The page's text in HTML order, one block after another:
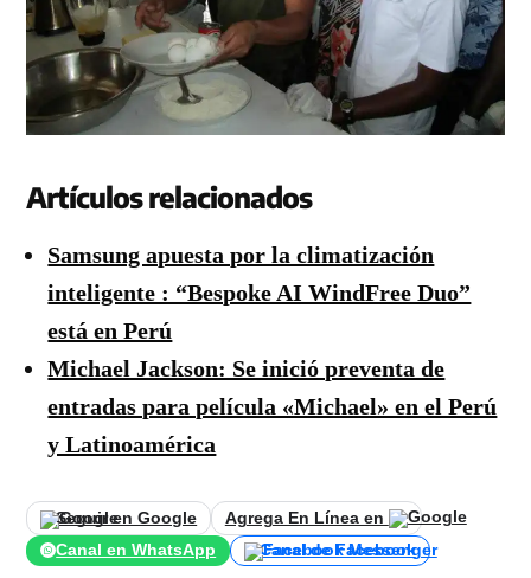
Artículos relacionados
Samsung apuesta por la climatización
inteligente : “Bespoke AI WindFree Duo”
está en Perú
Michael Jackson: Se inició preventa de
entradas para película «Michael» en el Perú
y Latinoamérica
Seguir en Google
Agrega En Línea en
Canal en WhatsApp
Canal de Facebook